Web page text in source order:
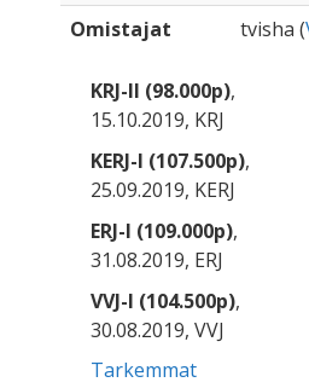
Omistajat
tvisha (
KRJ-II (98.000p),
15.10.2019, KRJ
KERJ-I (107.500p),
25.09.2019, KERJ
ERJ-I (109.000p),
31.08.2019, ERJ
VVJ-I (104.500p),
30.08.2019, VVJ
Tarkemmat